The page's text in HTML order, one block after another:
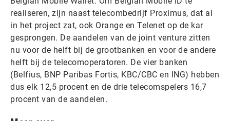
realiseren, zijn naast telecombedrijf Proximus, dat al
in het project zat, ook Orange en Telenet op de kar
gesprongen. De aandelen van de joint venture zitten
nu voor de helft bij de grootbanken en voor de andere
helft bij de telecomoperatoren. De vier banken
(Belfius, BNP Paribas Fortis, KBC/CBC en ING) hebben
dus elk 12,5 procent en de drie telecomspelers 16,7
procent van de aandelen.